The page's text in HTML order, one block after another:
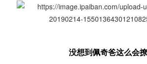
没想到佩奇爸这么会